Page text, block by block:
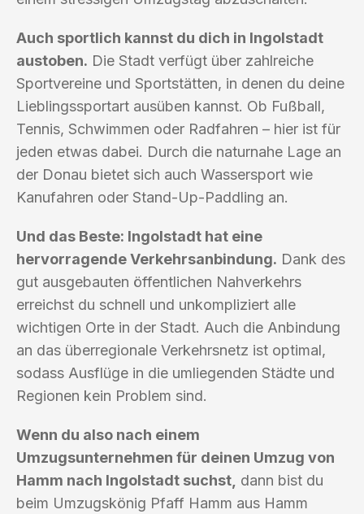
Auch sportlich kannst du dich in Ingolstadt
austoben. Die Stadt verfügt über zahlreiche
Sportvereine und Sportstätten, in denen du deine
Lieblingssportart ausüben kannst. Ob Fußball,
Tennis, Schwimmen oder Radfahren – hier ist für
jeden etwas dabei. Durch die naturnahe Lage an
der Donau bietet sich auch Wassersport wie
Kanufahren oder Stand-Up-Paddling an.
Und das Beste: Ingolstadt hat eine
hervorragende Verkehrsanbindung. Dank des
gut ausgebauten öffentlichen Nahverkehrs
erreichst du schnell und unkompliziert alle
wichtigen Orte in der Stadt. Auch die Anbindung
an das überregionale Verkehrsnetz ist optimal,
sodass Ausflüge in die umliegenden Städte und
Regionen kein Problem sind.
Wenn du also nach einem
Umzugsunternehmen für deinen Umzug von
Hamm nach Ingolstadt suchst, dann bist du
beim Umzugskönig Pfaff Hamm aus Hamm